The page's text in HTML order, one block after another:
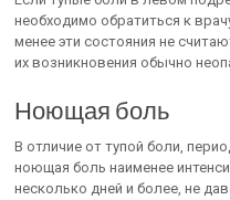
необходимо обратиться к
менее эти состояния не
их возникновения обычно
Ноющая боль
В отличие от тупой боли,
ноющая боль наименее
несколько дней и более, не